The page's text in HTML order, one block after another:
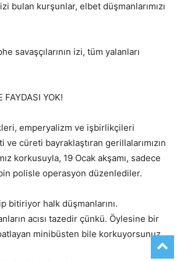
bulan kurşunlar, elbet düşmanlarımızı
savaşçılarının izi, tüm yalanları
FAYDASI YOK!
emperyalizm ve işbirlikçileri
ve cüreti bayraklaştıran gerillalarımızın
korkusuyla, 19 Ocak akşamı, sadece
bin polisle operasyon düzenlediler.
bitiriyor halk düşmanlarını.
acısı tazedir çünkü. Öylesine bir
minibüsten bile korkuyorsunuz.